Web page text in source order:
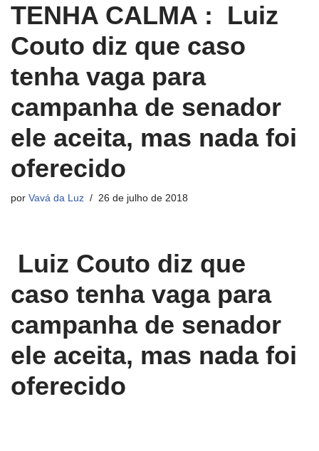
TENHA CALMA : Luiz
Couto diz que caso
tenha vaga para
campanha de senador
ele aceita, mas nada foi
oferecido
por Vavá da Luz 26 de julho de 2018
Luiz Couto diz que
caso tenha vaga para
campanha de senador
ele aceita, mas nada foi
oferecido